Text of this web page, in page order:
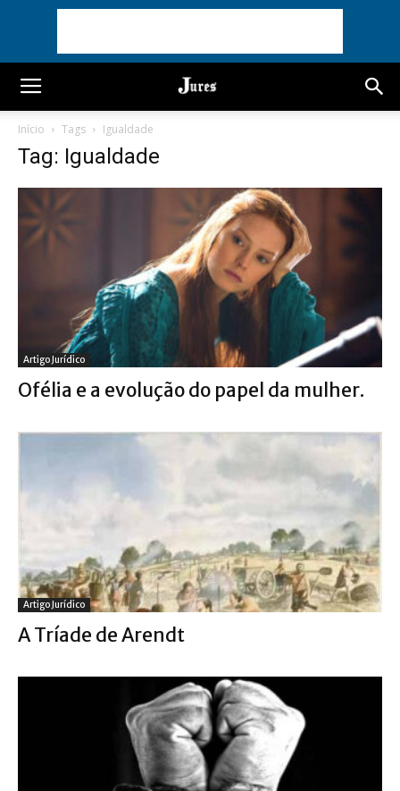
Início Tags Igualdade
Tag: Igualdade
Artigo Jurídico
Ofélia e a evolução do papel da mulher.
Artigo Jurídico
A Tríade de Arendt